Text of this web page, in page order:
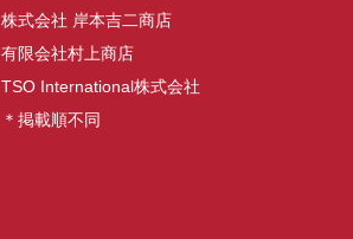
株式会社 岸本吉二商店
有限会社村上商店
TSO International株式会社
＊掲載順不同